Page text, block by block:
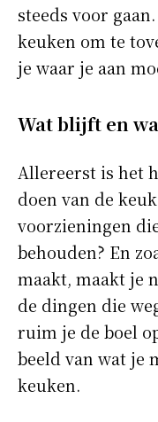
steeds voor
keuken om te
je waar je aan
Wat blijft en
Allereerst is het
doen van de
voorzieningen
behouden? En
maakt, maakt je
de dingen die
ruim je de boel
beeld van wat je
keuken.